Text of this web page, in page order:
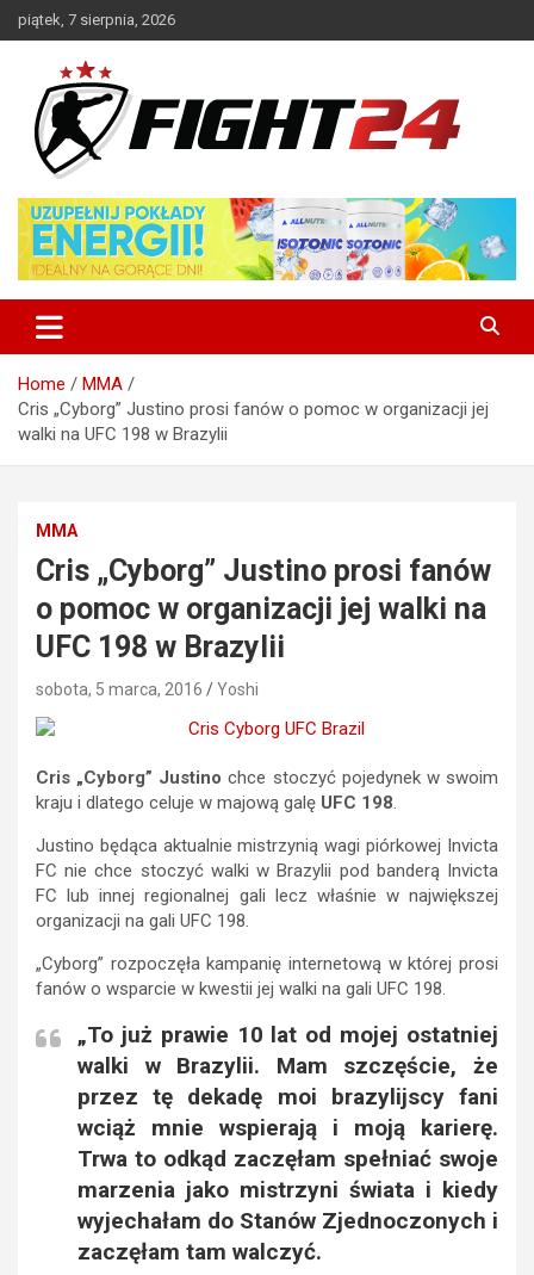
Skip
to
piątek, 7 sierpnia, 2026
FIGHT24.PL – MMA i K-1, UFC
Home
MMA
Cris „Cyborg” Justino prosi fanów o pomoc w organizacji jej
walki na UFC 198 w Brazylii
MMA
Cris „Cyborg” Justino prosi fanów
o pomoc w organizacji jej walki na
UFC 198 w Brazylii
sobota, 5 marca, 2016 Yoshi
Cris „Cyborg” Justino chce stoczyć pojedynek w swoim
kraju i dlatego celuje w majową galę UFC 198.
Justino będąca aktualnie mistrzynią wagi piórkowej Invicta
FC nie chce stoczyć walki w Brazylii pod banderą Invicta
FC lub innej regionalnej gali lecz właśnie w największej
organizacji na gali UFC 198.
„Cyborg” rozpoczęła kampanię internetową w której prosi
fanów o wsparcie w kwestii jej walki na gali UFC 198.
„To już prawie 10 lat od mojej ostatniej
walki w Brazylii. Mam szczęście, że
przez tę dekadę moi brazylijscy fani
wciąż mnie wspierają i moją karierę.
Trwa to odkąd zaczęłam spełniać swoje
marzenia jako mistrzyni świata i kiedy
wyjechałam do Stanów Zjednoczonych i
zaczęłam tam walczyć.